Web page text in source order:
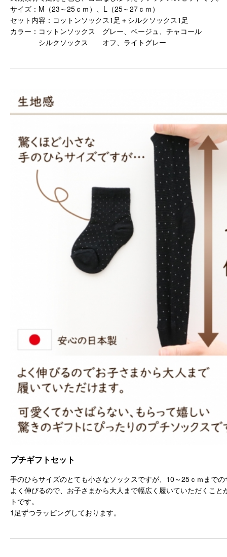
サイズ：M（23～25ｃｍ）、L（25～27ｃｍ）
セット内容：コットンソックス1足＋シルクソックス1足
カラー：コットンソックス グレー、ベージュ、チャコール
シルクソックス オフ、ライトグレー
プチギフトセット
手のひらサイズのとても小さなソックスですが、10～25ｃｍまで
よく伸びるので、お子さまから大人まで幅広く履いていただくこ
トです。
1足ずつラッピングしております。